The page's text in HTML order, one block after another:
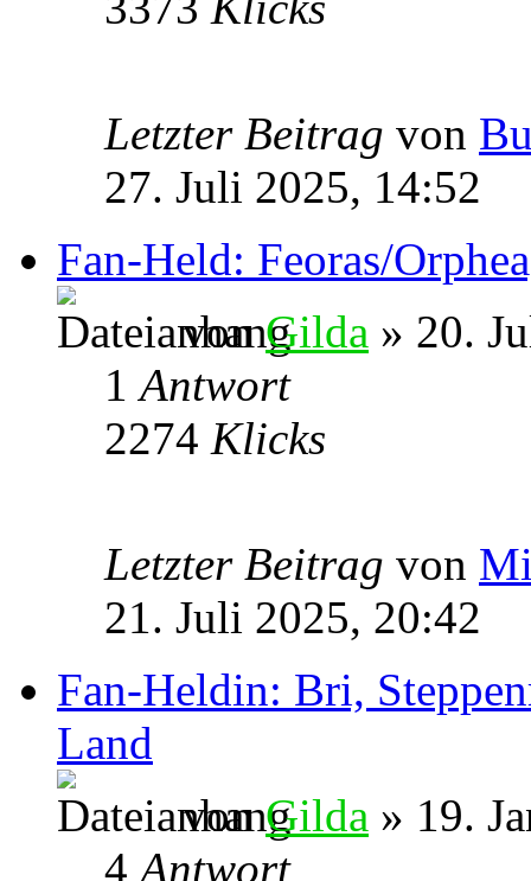
Letzter Beitrag von
27. Juli 2025, 14:52
Fan-Held: Feoras/
vonGilda » 20.
1Antwort
2274 Klicks
Letzter Beitrag von
21. Juli 2025, 20:42
Fan-Heldin: Bri,
Land
vonGilda » 19.
4 Antwort